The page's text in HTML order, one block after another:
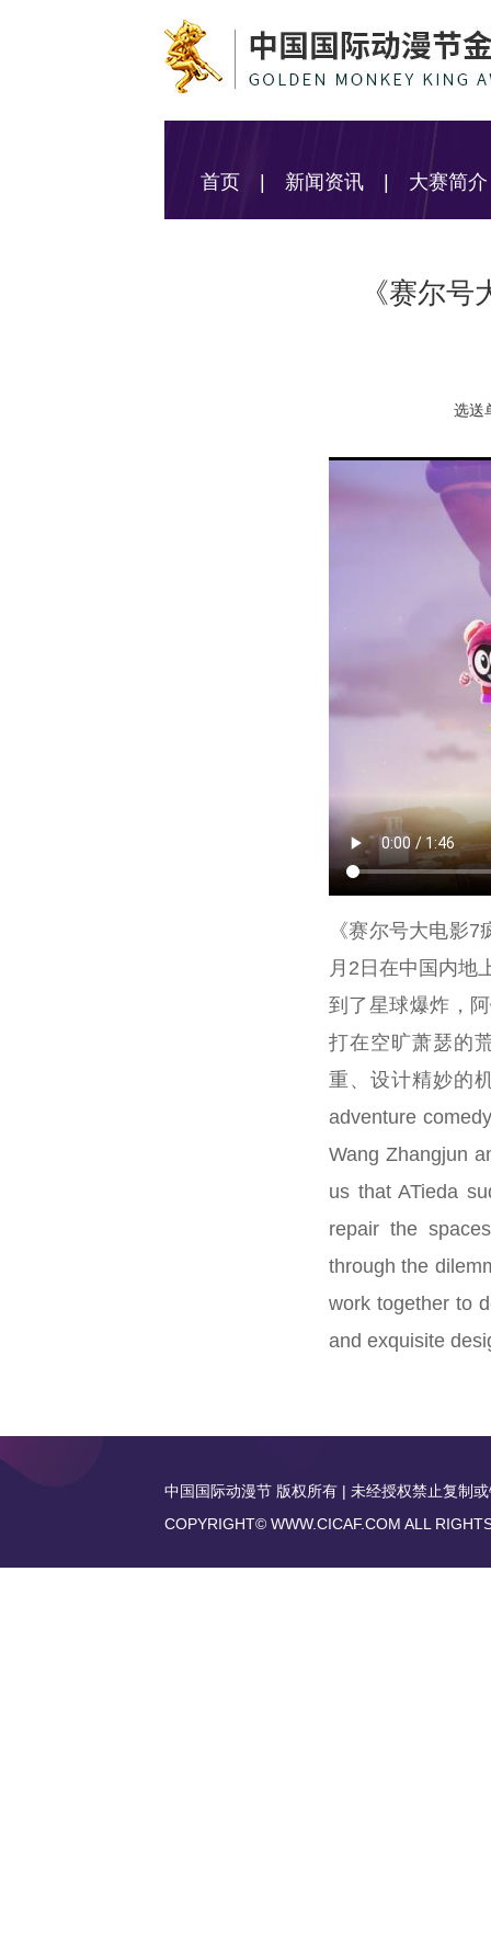
首页 新闻资讯 大赛简介
《赛尔
选送
《赛尔号大电影
月2日在中国内地
到了星球爆炸，
打在空旷萧瑟的
重、设计精妙的
adventure
Wang Zhangjun
us that ATieda
repair the
through the
work together to
and exquisite
中国国际动漫节 版权所有 | 未经授权禁止复制
COPYRIGHT© WWW.CICAF.COM ALL